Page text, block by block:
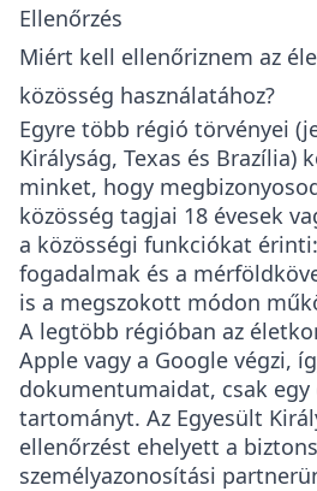
Ellenőrzés
Miért kell ellenőriznem az
közösség használatához?
Egyre több régió törvényei
Királyság, Texas és Brazília)
minket, hogy
közösség tagjai 18 évesek
a közösségi funkciókat
fogadalmak és a
is a megszokott módon
A legtöbb régióban az
Apple vagy a Google végzi,
dokumentumaidat, csak
tartományt. Az Egyesült
ellenőrzést ehelyett a
személyazonosítási